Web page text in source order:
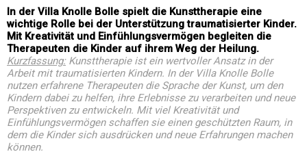
In der Villa Knolle Bolle spielt die Kunsttherapie eine
wichtige Rolle bei der Unterstützung traumatisierter Kinder.
Mit Kreativität und Einfühlungsvermögen begleiten die
Therapeuten die Kinder auf ihrem Weg der Heilung.
Kurzfassung:Kunsttherapie ist ein wertvoller Ansatz in der
Arbeit mit traumatisierten Kindern. In der Villa Knolle Bolle
nutzen erfahrene Therapeuten die Sprache der Kunst, um den
Kindern dabei zu helfen, ihre Erlebnisse zu verarbeiten und neue
Perspektiven zu entwickeln. Mit viel Kreativität und
Einfühlungsvermögen schaffen sie einen geschützten Raum, in
dem die Kinder sich ausdrücken und neue Erfahrungen machen
können.